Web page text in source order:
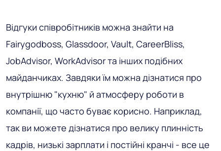
Відгуки співробітників можна знайти на
Fairygodboss, Glassdoor, Vault, CareerBliss,
JobAdvisor, WorkAdvisor та інших подібних
майданчиках. Завдяки їм можна дізнатися про
внутрішню "кухню" й атмосферу роботи в
компанії, що часто буває корисно. Наприклад,
так ви можете дізнатися про велику плинність
кадрів, низькі зарплати і постійні кранчі - все це